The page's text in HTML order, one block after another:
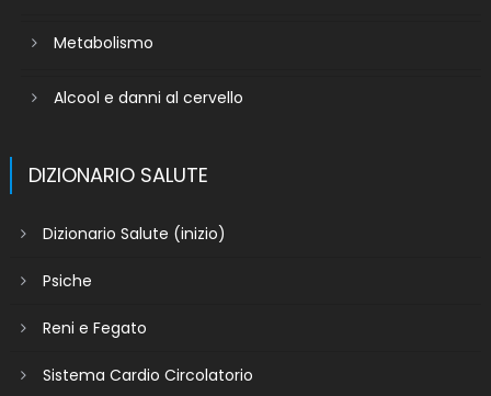
Metabolismo
Alcool e danni al cervello
DIZIONARIO SALUTE
Dizionario Salute (inizio)
Psiche
Reni e Fegato
Sistema Cardio Circolatorio